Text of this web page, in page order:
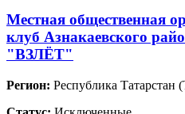
Местная общественная
клуб Азнакаевского
"ВЗЛЁТ"
Регион: Республика Татарстан